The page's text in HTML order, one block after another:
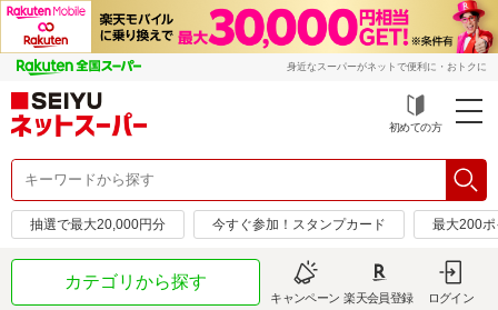
身近なスーパーがネットで便利に・おトクに
初めての方
抽選で最大20,000円分 今すぐ参加！スタンプカード 最大200
カテゴリから探す
キャンペーン 楽天会員登録 ログイン